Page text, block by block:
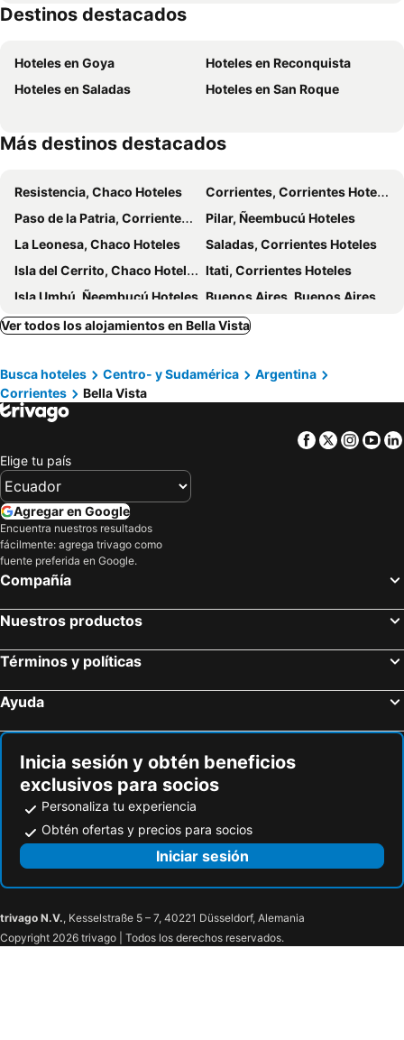
Destinos destacados
Hoteles en Goya
Hoteles en Reconquista
Hoteles en Saladas
Hoteles en San Roque
Más destinos destacados
Resistencia, Chaco Hoteles
Corrientes, Corrientes Hoteles
Paso de la Patria, Corrientes Hoteles
Pilar, Ñeembucú Hoteles
La Leonesa, Chaco Hoteles
Saladas, Corrientes Hoteles
Isla del Cerrito, Chaco Hoteles
Itati, Corrientes Hoteles
Isla Umbú, Ñeembucú Hoteles Buenos Aires, Buenos Aires Provincia Hoteles
Mar del Plata, Buenos Aires Provincia Hoteles
San Carlos de Bariloche, Río Negro Hoteles
Córdoba Capital, Córdoba Provincia Hoteles
Mendoza Capital, Mendoza Provincia Hoteles
Termas de Río Hondo, Santiago del Estero Provincia Hoteles
Salta Capital, Salta Provincia Hoteles
Ver todos los alojamientos en Bella Vista
Busca hoteles Centro- y Sudamérica
Argentina
Corrientes
Bella Vista
Facebook
Twitter
Elige tu país
Agregar en Google
Encuentra nuestros resultados
fácilmente: agrega trivago como
fuente preferida en Google.
Compañía
Nuestros productos
Términos y políticas
Ayuda
Inicia sesión y obtén beneficios
exclusivos para socios
Personaliza tu experiencia
Obtén ofertas y precios para socios
Iniciar sesión
trivago N.V., Kesselstraße 5 – 7, 40221 Düsseldorf, Alemania
Copyright 2026 trivago | Todos los derechos reservados.